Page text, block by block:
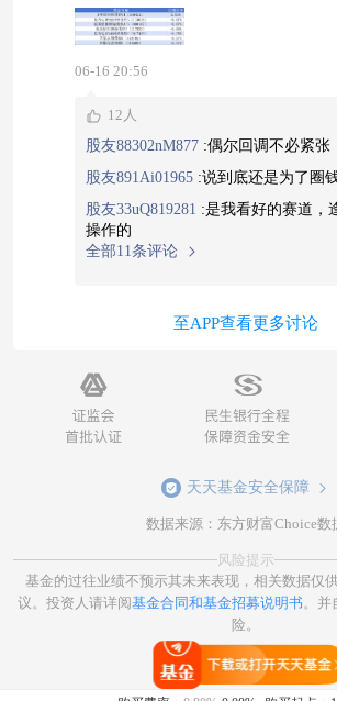
0102）碎了27个蛋。兴悦近一年干
再收5蛋，弹性足回撤小，买来做
是不错的买入窗口。#SpaceX市
06-16 20:56
12人
股友88302nM877 :偶尔回调不必紧张
股友891Ai01965 :说到底还是为了圈
股友33uQ819281 :是我看好的赛道，
操作的
全部11条评论
至APP查看更多讨论
天天基金安全保障
数据来源：东方财富Choice数
风险提示
基金的过往业绩不预示其未来表现，相关数据仅
议。投资人请详阅基金合同和基金招募说明书 。并
险。
打开天天基金